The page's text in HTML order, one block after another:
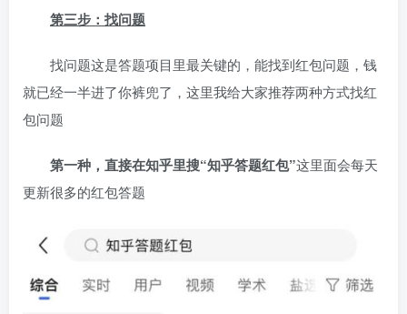
第三步：找问题
找问题这是答题项目里最关键的，能找到红包问题，钱
就已经一半进了你裤兜了，这里我给大家推荐两种方式找红
包问题
第一种，直接在知乎里搜“知乎答题红包”这里面会每天
更新很多的红包答题